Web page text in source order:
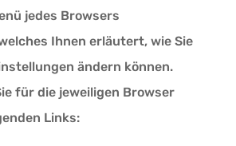
jedes Browsers
Ihnen erläutert, wie Sie
ändern können.
für die jeweiligen Browser
Links: